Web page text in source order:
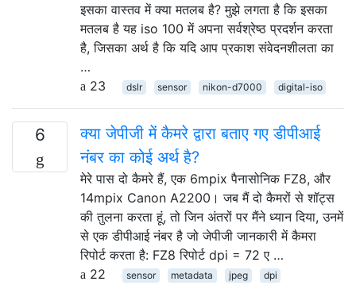
इसका वास्तव में क्या मतलब है? मुझे लगता है कि इसका
मतलब है यह iso 100 में अपना सर्वश्रेष्ठ प्रदर्शन करता
है, जिसका अर्थ है कि यदि आप प्रकाश संवेदनशीलता का
…
23
dslr sensor nikon-d7000 digital-iso
6
क्या जेपीजी में कैमरे द्वारा बताए गए डीपीआई
नंबर का कोई अर्थ है?
मेरे पास दो कैमरे हैं, एक 6mpix पैनासोनिक FZ8, और
14mpix Canon A2200। जब मैं दो कैमरों से शॉट्स
की तुलना करता हूं, तो जिन अंतरों पर मैंने ध्यान दिया, उनमें
से एक डीपीआई नंबर है जो जेपीजी जानकारी में कैमरा
रिपोर्ट करता है: FZ8 रिपोर्ट dpi = 72 ए …
22
sensor metadata jpeg dpi